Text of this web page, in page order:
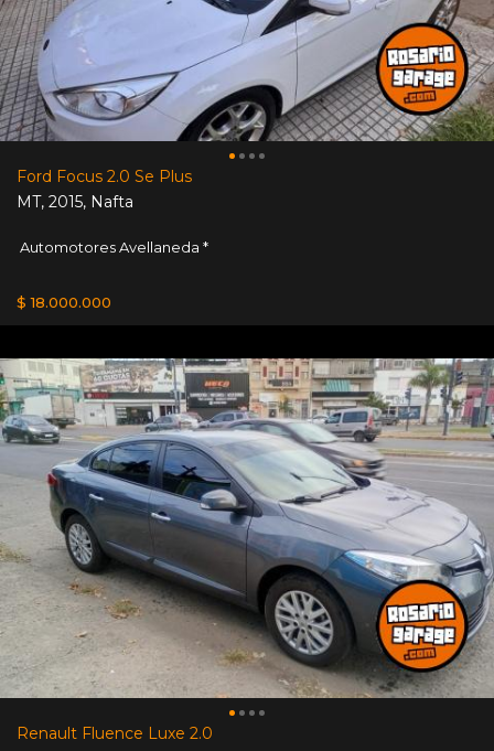
Ford Focus 2.0 Se Plus
MT, 2015, Nafta
Automotores Avellaneda *
$ 18.000.000
Renault Fluence Luxe 2.0